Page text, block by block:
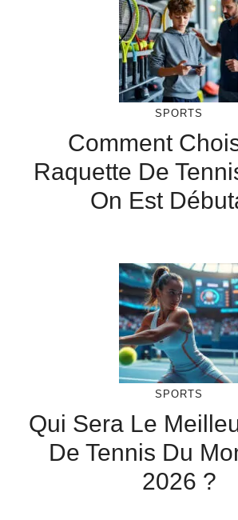
SPORTS
Comment
Raquette De
On Est
SPORTS
Qui Sera Le
De Tennis Du
2026 ?